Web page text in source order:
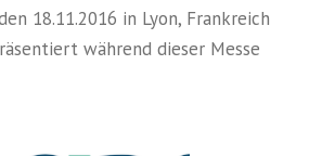
18.11.2016 in Lyon, Frankreich
während dieser Messe